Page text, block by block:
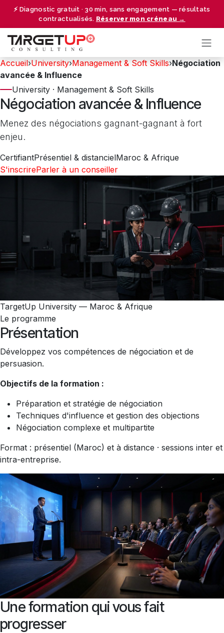
⚡ Diagnostic gratuit · 30 min, sans engagement — résultats
contractualisés. Réserver mon créneau →
Se rendre au contenu
Accueil›University›Management & Soft Skills›Négociation
avancée & Influence
University · Management & Soft Skills
Négociation avancée & Influence
Menez des négociations gagnant-gagnant à fort
enjeu.
CertifiantPrésentiel & distancielMaroc & Afrique
S'inscrireParler à un conseiller
TargetUp University — Maroc & Afrique
Le programme
Présentation
Développez vos compétences de négociation et de
persuasion.
Objectifs de la formation :
Préparation et stratégie de négociation
Techniques d'influence et gestion des objections
Négociation complexe et multipartite
Format : présentiel (Maroc) et à distance · sessions inter et
intra-entreprise.
Une formation qui vous fait
progresser